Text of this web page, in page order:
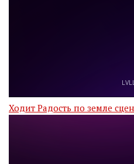
Ходит Радость по земле